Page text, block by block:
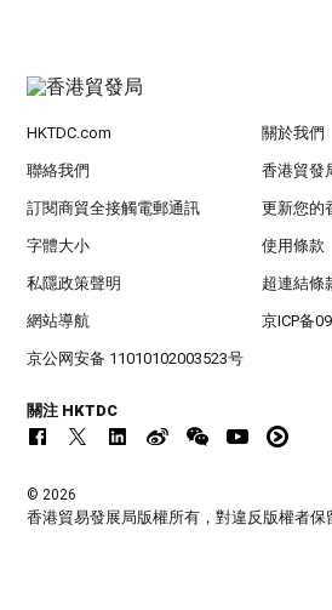
HKTDC.com 關於我們
聯絡我們 香港貿發
訂閱商貿全接觸電郵通訊 更新您的
字體大小 使用條款
私隱政策聲明 超連結條
網站導航 京ICP备
京公网安备 11010102003523号
關注 HKTDC
© 2026
香港貿易發展局版權所有，對違反版權者保